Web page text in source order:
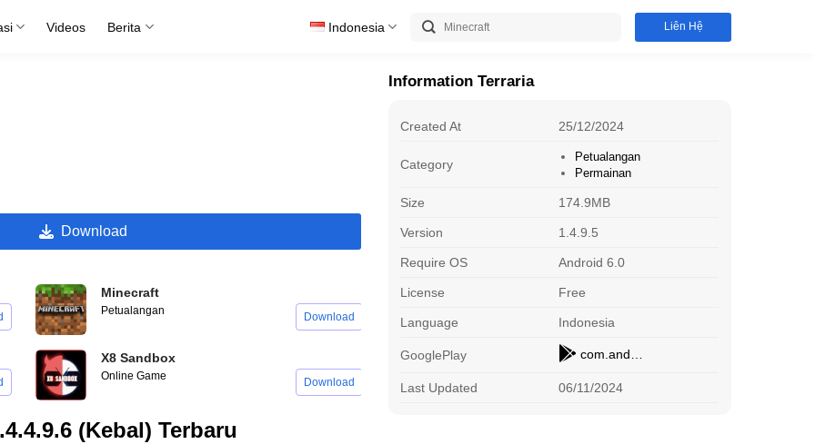
Videos Berita Indonesia Liên Hệ
Download
Minecraft
Petualangan Download
X8 Sandbox
Online Game Download
Roblox
(Kebal) Terbaru
Information Terraria
Created At 25/12/2024
Category
Petualangan
Permainan
Size 174.9MB
Version 1.4.9.5
Require OS Android 6.0
License Free
Language Indonesia
GooglePlay
Last Updated 06/11/2024